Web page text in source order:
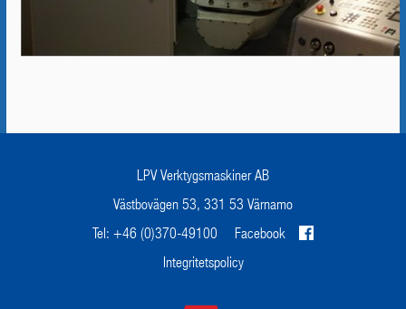
LPV Verktygsmaskiner AB
Västbovägen 53, 331 53 Värnamo
Tel: +46 (0)370-49100
Facebook
Integritetspolicy